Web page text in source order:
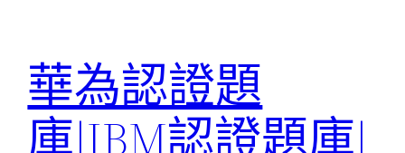
華為認證題
庫|IBM認證題庫|